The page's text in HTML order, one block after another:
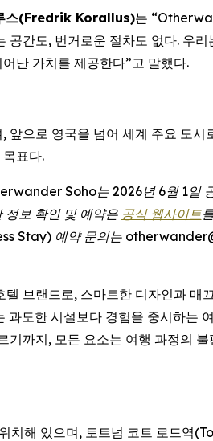
스(Fredrik Korallus)는
간도, 번거로운 절차도 없다. 우
난 가치를 제공한다”고 말했다.
으로 영국을 넘어 세계 주요 도시
표다.
Soho는 2026년 6월 1일
정보 확인 및 예약은 공식 웹사이트
Stay) 예약 문의는
브랜드로, 스마트한 디자인과 매
도한 시설보다 경험을 중시하는
까지, 모든 요소는 여행 과정의
해 있으며, 토트넘 코트 로드역